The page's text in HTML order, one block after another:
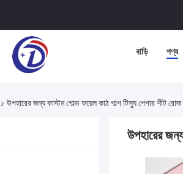
বাড়ি পণ্য
উপহারের জন্য কাস্টম গোল্ড ফয়েল কাঠ পাল্প টিস্যু পেপার শীট রোজ
উপহারের